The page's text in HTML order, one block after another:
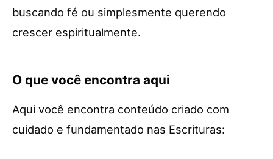
buscando fé ou simplesmente querendo
crescer espiritualmente.
O que você encontra aqui
Aqui você encontra conteúdo criado com
cuidado e fundamentado nas Escrituras: